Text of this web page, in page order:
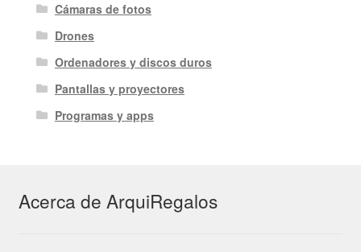
Cámaras de fotos
Drones
Ordenadores y discos duros
Pantallas y proyectores
Programas y apps
Acerca de ArquiRegalos